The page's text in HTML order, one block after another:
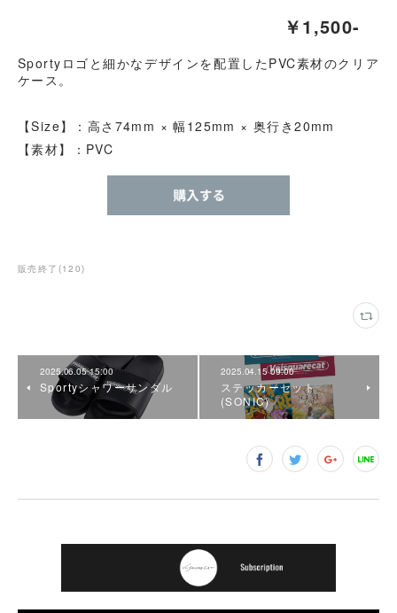
￥1,500-
Sportyロゴと細かなデザインを配置したPVC素材のクリア
ケース。
【Size】：高さ74mm × 幅125mm × 奥行き20mm
【素材】：PVC
販売終了 (120)
2025.06.05 15:00
Sportyシャワーサンダル
2025.04.15 09:00
ステッカーセット
(SONIC)